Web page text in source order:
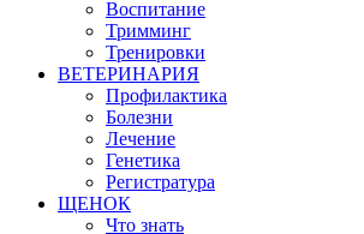
Воспитание
Тримминг
Тренировки
ВЕТЕРИНАРИЯ
Профилактика
Болезни
Лечение
Генетика
Регистратура
ЩЕНОК
Что знать